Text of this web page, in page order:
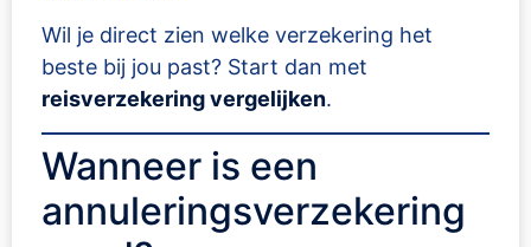
Wil je direct zien welke verzekering het
beste bij jou past? Start dan met
reisverzekering vergelijken.
Wanneer is een
annuleringsverzekering